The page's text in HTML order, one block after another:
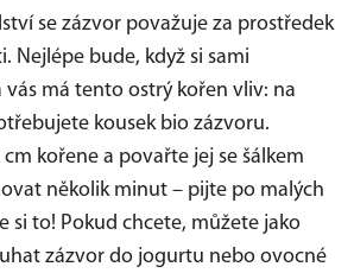
se zázvor považuje za prostředek
Nejlépe bude, když si sami
vás má tento ostrý kořen vliv: na
kousek bio zázvoru.
kořene a povařte jej se šálkem
několik minut – pijte po malých
si to! Pokud chcete, můžete jako
zázvor do jogurtu nebo ovocné